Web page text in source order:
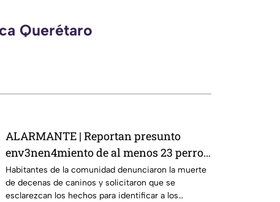
Querétaro
ALARMANTE | Reportan presunto
env3nen4miento de al menos 23 perros
en esta zona de Querétaro: IMAGENES
SENSIBLES
Habitantes de la comunidad denunciaron la muerte
de decenas de caninos y solicitaron que se
esclarezcan los hechos para identificar a los